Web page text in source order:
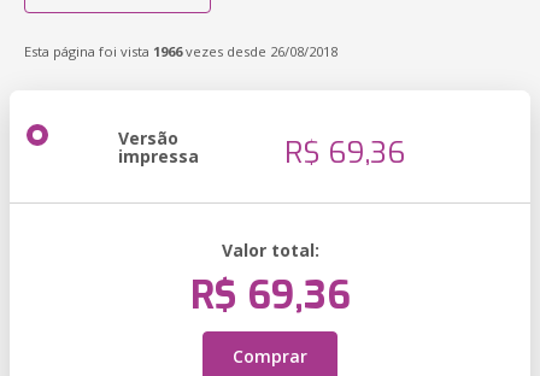
Esta página foi vista 1966vezes desde 26/08/2018
Versão
impressa R$ 69,36
Valor total:
R$ 69,36
Comprar